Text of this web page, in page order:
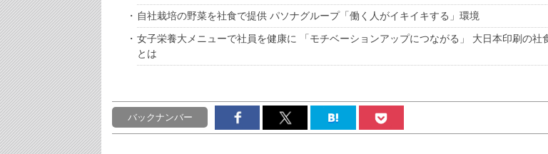
自社栽培の野菜を社食で提供 パソナグループ「働く人がイキイキする」環境
女子栄養大メニューで社員を健康に 「モチベーションアップにつながる」 大日本印刷の社
とは
バックナンバー